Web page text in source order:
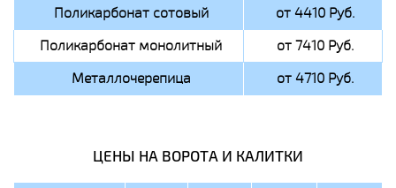
Поликарбонат сотовый
от 4410 Руб.
Поликарбонат монолитный
от 7410 Руб.
Металлочерепица
от 4710 Руб.
ЦЕНЫ НА ВОРОТА И КАЛИТКИ